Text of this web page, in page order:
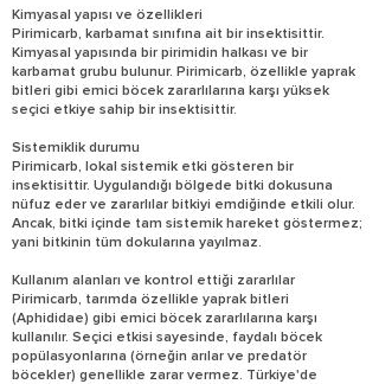
Kimyasal yapısı ve özellikleri
Pirimicarb, karbamat sınıfına ait bir insektisittir.
Kimyasal yapısında bir pirimidin halkası ve bir
karbamat grubu bulunur. Pirimicarb, özellikle yaprak
bitleri gibi emici böcek zararlılarına karşı yüksek
seçici etkiye sahip bir insektisittir.
Sistemiklik durumu
Pirimicarb, lokal sistemik etki gösteren bir
insektisittir. Uygulandığı bölgede bitki dokusuna
nüfuz eder ve zararlılar bitkiyi emdiğinde etkili olur.
Ancak, bitki içinde tam sistemik hareket göstermez;
yani bitkinin tüm dokularına yayılmaz.
Kullanım alanları ve kontrol ettiği zararlılar
Pirimicarb, tarımda özellikle yaprak bitleri
(Aphididae) gibi emici böcek zararlılarına karşı
kullanılır. Seçici etkisi sayesinde, faydalı böcek
popülasyonlarına (örneğin arılar ve predatör
böcekler) genellikle zarar vermez. Türkiye'de